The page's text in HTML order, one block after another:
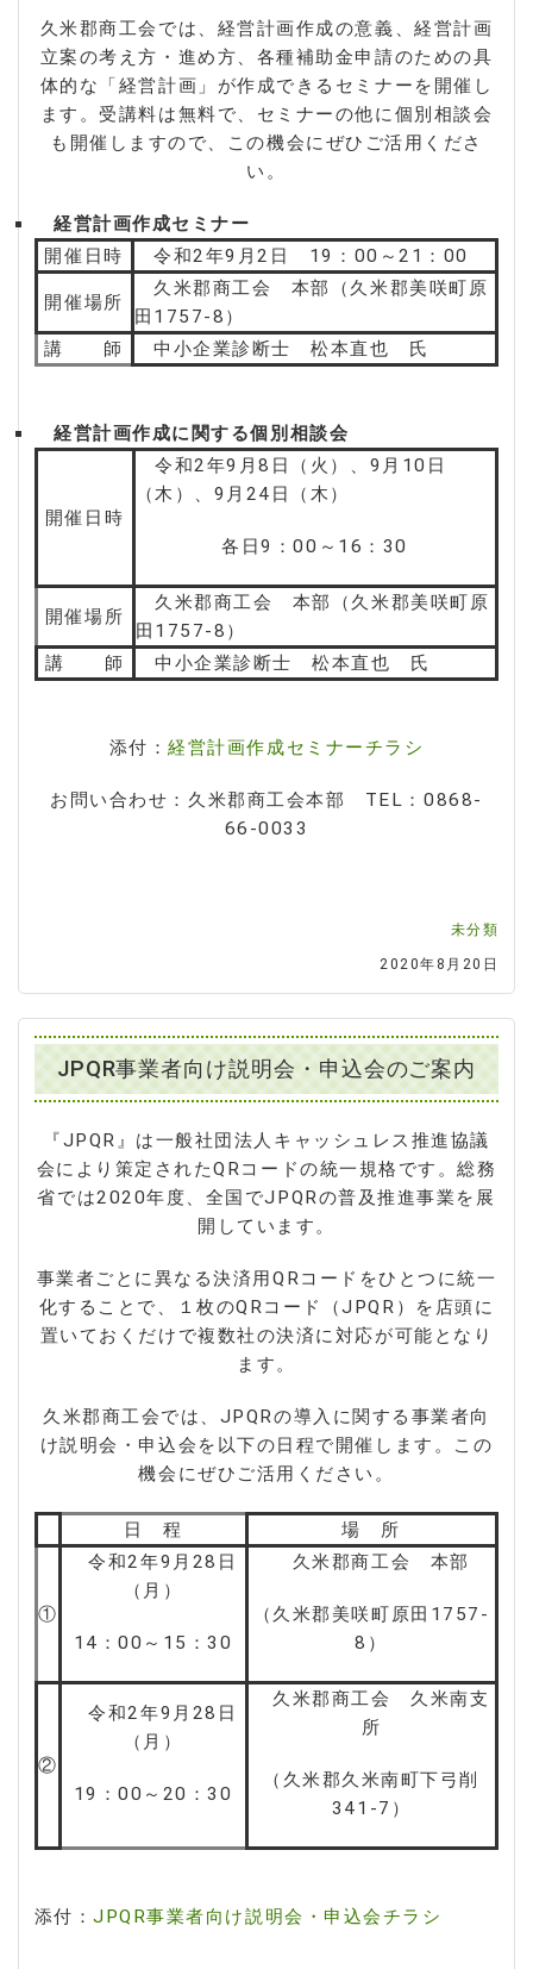
久米郡商工会では、経営計画作成の意義、経営計画
立案の考え方・進め方、各種補助金申請のための具
体的な「経営計画」が作成できるセミナーを開催し
ます。受講料は無料で、セミナーの他に個別相談会
も開催しますので、この機会にぜひご活用くださ
い。
経営計画作成セミナー
開催日時
令和2年9月2日 19：00～21：00
開催場所
久米郡商工会 本部（久米郡美咲町原
田1757-8）
講 師
中小企業診断士 松本直也 氏
経営計画作成に関する個別相談会
開催日時
令和2年9月8日（火）、9月10日
（木）、9月24日（木）
各日9：00～16：30
開催場所
久米郡商工会 本部（久米郡美咲町原
田1757-8）
講 師
中小企業診断士 松本直也 氏
添付：経営計画作成セミナーチラシ
お問い合わせ：久米郡商工会本部 TEL：0868-
66-0033
未分類
2020年8月20日
JPQR事業者向け説明会・申込会のご案内
『JPQR』は一般社団法人キャッシュレス推進協議
会により策定されたQRコードの統一規格です。総務
省では2020年度、全国でJPQRの普及推進事業を展
開しています。
事業者ごとに異なる決済用QRコードをひとつに統一
化することで、１枚のQRコード（JPQR）を店頭に
置いておくだけで複数社の決済に対応が可能となり
ます。
久米郡商工会では、JPQRの導入に関する事業者向
け説明会・申込会を以下の日程で開催します。この
機会にぜひご活用ください。
日 程 場 所
①
令和2年9月28日
（月）
14：00～15：30
久米郡商工会 本部
（久米郡美咲町原田1757-
8）
②
令和2年9月28日
（月）
19：00～20：30
久米郡商工会 久米南支
所
（久米郡久米南町下弓削
341-7）
添付：JPQR事業者向け説明会・申込会チラシ